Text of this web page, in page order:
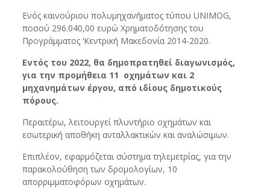
Ενός καινούριου πολυμηχανήματος τύπου UNIMOG,
ποσού 296.040,00 ευρώ Χρηματοδότησης του
Προγράμματος ‘Κεντρική Μακεδονία 2014-2020.
Εντός του 2022, θα δημοπρατηθεί διαγωνισμός,
για την προμήθεια 11 οχημάτων και 2
μηχανημάτων έργου, από ιδίους δημοτικούς
πόρους.
Περαιτέρω, λειτουργεί πλυντήριο οχημάτων και
εσωτερική αποθήκη ανταλλακτικών και αναλώσιμων.
Επιπλέον, εφαρμόζεται σύστημα τηλεμετρίας, για την
παρακολούθηση των δρομολογίων, 10
απορριμματοφόρων οχημάτων.